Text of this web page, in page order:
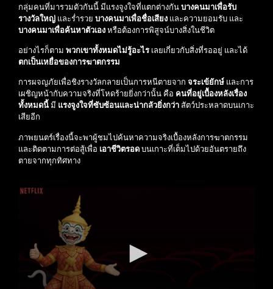
กลุ่มคนที่มารวมตัวกันนี้ มีแรงจูงใจที่แตกต่างกันบางคนมาเพื่อรับ
รางวัลใหญ่ และร่ำรวย บางคนมาเพื่อชื่อเสียง และความยอมรับ และ
บางคนมาเพื่อค้นหาตัวเองหรือต้องการพิสูจน์บางสิ่งในชีวิต
อย่างไรก็ตาม พวกเขาทั้งหมดไม่รู้อะไร เลยเกี่ยวกับสิ่งที่รออยู่ และได้
ตกเป็นเหยื่อของการฆาตกรรม
การผจญภัยเพื่อชิงรางวัลกลายเป็นการหนีตายจาก จระเข้ยักษ์ และการ
เผชิญหน้ากับความจริงที่โหดร้ายยิ่งกว่านั้น คือ คนที่อยู่เบื้องหลังเรื่อง
ทั้งหมดนี้มี แรงจูงใจที่ซับซ้อนและน่ากลัวยิ่งกว่าสัตว์ประหลาดบนเกาะ
เสียอีก
ภาพยนตร์เรื่องนี้จะพาผู้ชมไปค้นหาความจริงเบื้องหลังการฆาตกรรม
และติดตามการต่อสู้เพื่อ เอาชีวิตรอดบนเกาะที่เต็มไปด้วยอันตรายถึง
ตายจากทุกทิศทาง